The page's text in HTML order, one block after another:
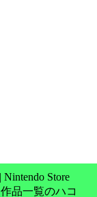
| Nintendo Store
品一覧のハコ